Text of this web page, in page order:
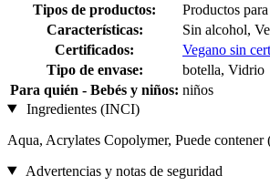
Tipos de productos:
Productos
Características:
Sin alcohol,
Certificados:
Vegano sin
Tipo de envase:
botella, Vidrio
Para quién - Bebés y niños: niños
Ingredientes (INCI)
Aqua, Acrylates Copolymer, Puede
Advertencias y notas de seguridad